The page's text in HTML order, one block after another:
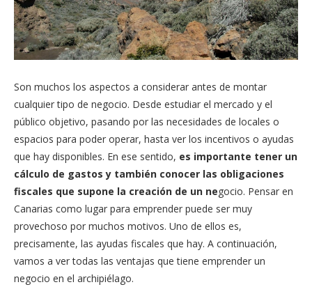
Son muchos los aspectos a considerar antes de montar
cualquier tipo de negocio. Desde estudiar el mercado y el
público objetivo, pasando por las necesidades de locales o
espacios para poder operar, hasta ver los incentivos o ayudas
que hay disponibles. En ese sentido, es importante tener un
cálculo de gastos y también conocer las obligaciones
fiscales que supone la creación de un negocio. Pensar en
Canarias como lugar para emprender puede ser muy
provechoso por muchos motivos. Uno de ellos es,
precisamente, las ayudas fiscales que hay. A continuación,
vamos a ver todas las ventajas que tiene emprender un
negocio en el archipiélago.